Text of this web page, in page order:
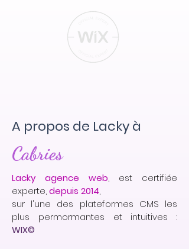
A propos de Lacky à
Cabries
Lacky agence web, est certifiée
experte,depuis 2014,
sur l'une des plateformes CMS les
plus permormantes et intuitives :
WIX©